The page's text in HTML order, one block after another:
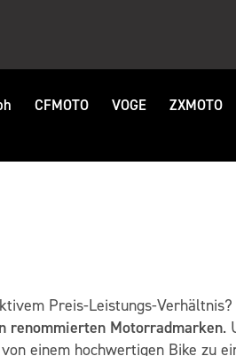
CFMOTO VOGE ZXMOTO
Preis-Leistungs-Verhältnis?
renommierten Motorradmarken.
einem hochwertigen Bike zu